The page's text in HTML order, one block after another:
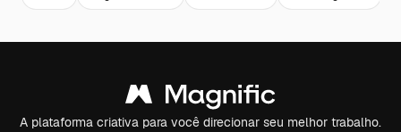
A plataforma criativa para você direcionar seu melhor trabalho.